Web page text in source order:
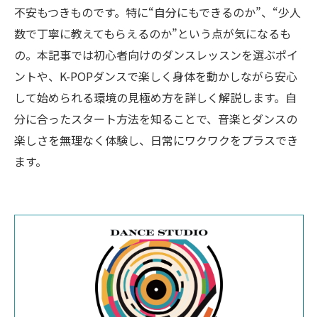
不安もつきものです。特に“自分にもできるのか”、“少人
数で丁寧に教えてもらえるのか”という点が気になるも
の。本記事では初心者向けのダンスレッスンを選ぶポイ
ントや、K-POPダンスで楽しく身体を動かしながら安心
して始められる環境の見極め方を詳しく解説します。自
分に合ったスタート方法を知ることで、音楽とダンスの
楽しさを無理なく体験し、日常にワクワクをプラスでき
ます。